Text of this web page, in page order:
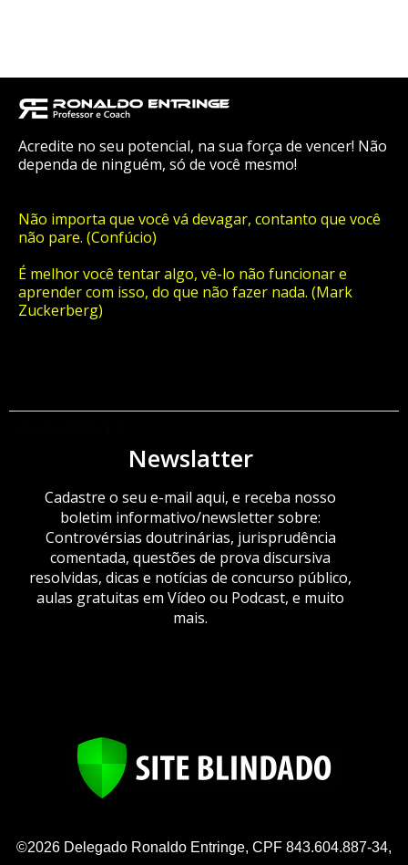
Acredite no seu potencial, na sua força de vencer! Não
dependa de ninguém, só de você mesmo!
Não importa que você vá devagar, contanto que você
não pare. (Confúcio)
É melhor você tentar algo, vê-lo não funcionar e
aprender com isso, do que não fazer nada. (Mark
Zuckerberg)
Newslatter
Cadastre o seu e-mail aqui, e receba nosso
boletim informativo/newsletter sobre:
Controvérsias doutrinárias, jurisprudência
comentada, questões de prova discursiva
resolvidas, dicas e notícias de concurso público,
aulas gratuitas em Vídeo ou Podcast, e muito
mais.
©2026 Delegado Ronaldo Entringe, CPF 843.604.887-34,